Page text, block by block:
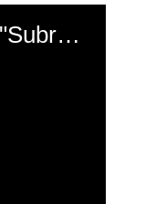
El mal momento de Yanina Gasañol con un hincha argentino en "Subrayado"